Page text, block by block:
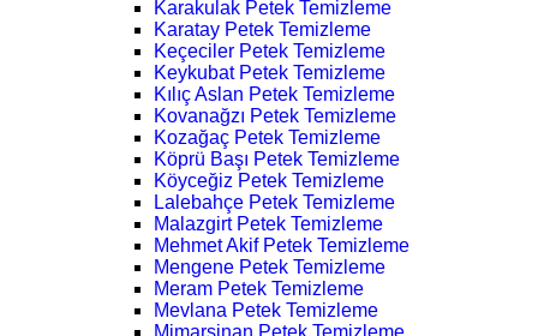
Karakulak Petek Temizleme
Karatay Petek Temizleme
Keçeciler Petek Temizleme
Keykubat Petek Temizleme
Kılıç Aslan Petek Temizleme
Kovanağzı Petek Temizleme
Kozağaç Petek Temizleme
Köprü Başı Petek Temizleme
Köyceğiz Petek Temizleme
Lalebahçe Petek Temizleme
Malazgirt Petek Temizleme
Mehmet Akif Petek Temizleme
Mengene Petek Temizleme
Meram Petek Temizleme
Mevlana Petek Temizleme